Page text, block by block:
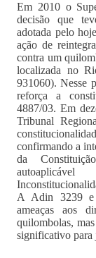
Em 2010 o
decisão que
adotada pelo
ação de
contra um
localizada no
931060). Nesse
reforça a
4887/03. Em
Tribunal
confirmando a
da
A Adin 3239 e
ameaças aos
quilombolas,
significativo para